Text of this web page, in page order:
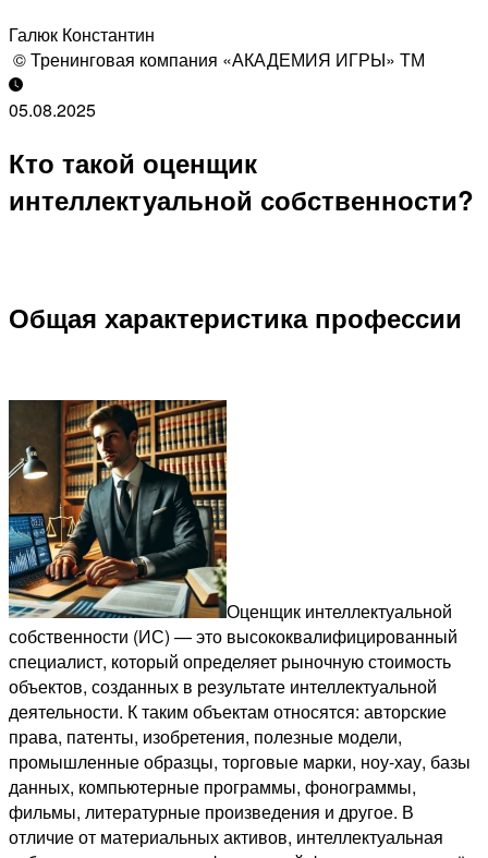
Галюк Константин
© Тренинговая компания «АКАДЕМИЯ ИГРЫ» ТМ
05.08.2025
Кто такой оценщик
интеллектуальной собственности?
Общая характеристика профессии
Оценщик интеллектуальной
собственности (ИС) — это высококвалифицированный
специалист, который определяет рыночную стоимость
объектов, созданных в результате интеллектуальной
деятельности. К таким объектам относятся: авторские
права, патенты, изобретения, полезные модели,
промышленные образцы, торговые марки, ноу-хау, базы
данных, компьютерные программы, фонограммы,
фильмы, литературные произведения и другое. В
отличие от материальных активов, интеллектуальная